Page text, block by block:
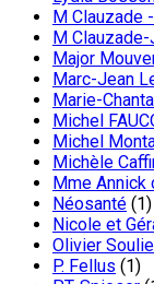
M Clauzade
M
Major
Marc-Jean
Marie-
Michel
Michel
Michèle
Mme Annick
Néosanté (1)
Nicole et
Olivier
P. Fellus (1)